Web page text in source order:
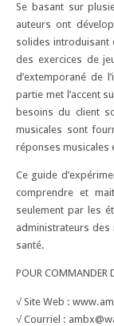
Se basant sur
auteurs ont
solides introduisant
des exercices de
d’extemporané de
partie met l’accent
besoins du client
musicales sont
réponses musicales
Ce guide
comprendre et
seulement par les
administrateurs des
santé.
POUR COMMANDER
√ Site Web :
√ Courriel :